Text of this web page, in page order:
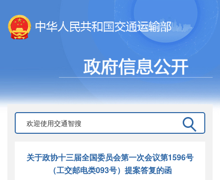
关于政协十三届全国委员会第一次会议第1596号
（工交邮电类093号）提案答复的函